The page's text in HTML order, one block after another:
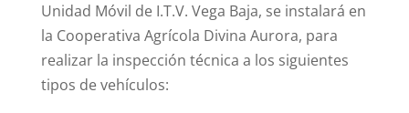
Unidad Móvil de I.T.V. Vega Baja, se instalará en
la Cooperativa Agrícola Divina Aurora, para
realizar la inspección técnica a los siguientes
tipos de vehículos: